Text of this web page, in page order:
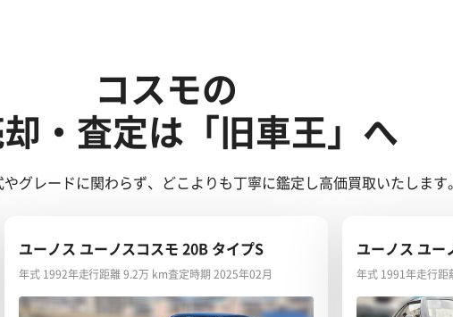
コスモの
・査定は「旧車王」へ
グレードに関わらず、どこよりも丁寧に鑑定し高価買取いたします。
ユーノス ユーノスコスモ 20B タイプS
年式 1992年走行距離 9.2万 km査定時期 2025年02月
ユーノス ユー
年式 1991年走行距